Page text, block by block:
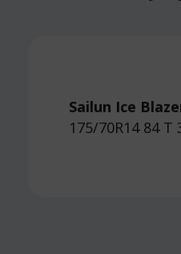
Sailun Ice
175/70R14 84 T